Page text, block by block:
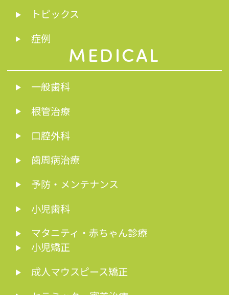
トピックス
症例
MEDICAL
一般歯科
根管治療
口腔外科
歯周病治療
予防・メンテナンス
小児歯科
マタニティ・赤ちゃん診療
小児矯正
成人マウスピース矯正